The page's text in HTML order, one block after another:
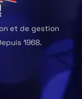
et de gestion
1968.